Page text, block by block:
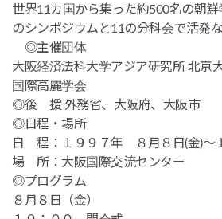
世界11カ国から集った約500名の朝
のシンポジウムと11の分科会で活発
◎主催団体
大阪経済法科大学アジア研究所 北京
国際高麗学会
◎後 援 外務省、大阪府、大阪市
◎日程・場所
日 程：１９９７年 ８月８日(金)～
場 所：大阪国際交流センター
◎プログラム
８月８日（金）